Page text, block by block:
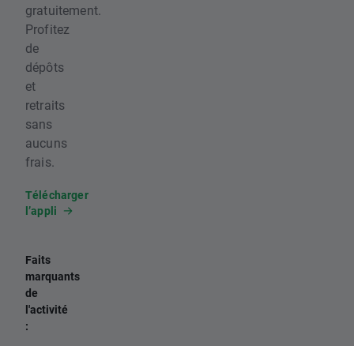
gratuitement.
Profitez
de
dépôts
et
retraits
sans
aucuns
frais.
Télécharger
l’appli
Faits
marquants
de
l'activité
: